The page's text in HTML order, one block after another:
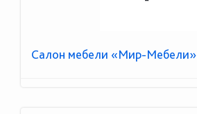
Салон мебели «Мир-Мебели»